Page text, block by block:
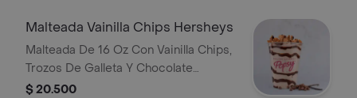
Malteada Vainilla Chips Hersheys
Malteada De 16 Oz Con Vainilla Chips,
Trozos De Galleta Y Chocolate
Cookies & Cream.
$ 20.500